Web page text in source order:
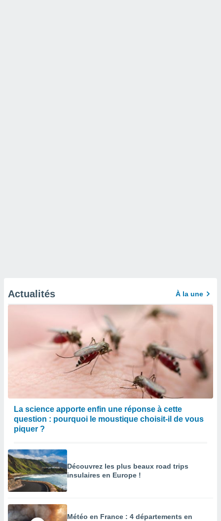
Actualités À la une
La science apporte enfin une réponse à cette
question : pourquoi le moustique choisit-il de vous
piquer ?
Découvrez les plus beaux road trips
insulaires en Europe !
Météo en France : 4 départements en